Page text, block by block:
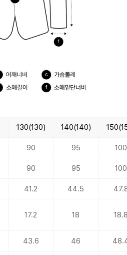
130(130) 140(140)
90 95 100
90 95 100
41.2 44.5
17.2 18
43.6 46